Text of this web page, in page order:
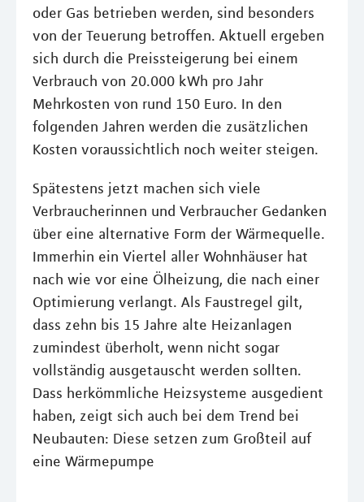
oder Gas betrieben werden, sind besonders
von der Teuerung betroffen. Aktuell ergeben
sich durch die Preissteigerung bei einem
Verbrauch von 20.000 kWh pro Jahr
Mehrkosten von rund 150 Euro. In den
folgenden Jahren werden die zusätzlichen
Kosten voraussichtlich noch weiter steigen.
Spätestens jetzt machen sich viele
Verbraucherinnen und Verbraucher Gedanken
über eine alternative Form der Wärmequelle.
Immerhin ein Viertel aller Wohnhäuser hat
nach wie vor eine Ölheizung, die nach einer
Optimierung verlangt. Als Faustregel gilt,
dass zehn bis 15 Jahre alte Heizanlagen
zumindest überholt, wenn nicht sogar
vollständig ausgetauscht werden sollten.
Dass herkömmliche Heizsysteme ausgedient
haben, zeigt sich auch bei dem Trend bei
Neubauten: Diese setzen zum Großteil auf
eine Wärmepumpe